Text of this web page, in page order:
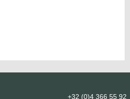
+32 (0)4 366 55 92